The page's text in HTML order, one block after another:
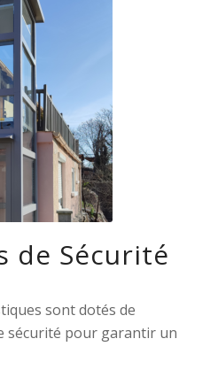
de Sécurité
sont dotés de
sécurité pour garantir un